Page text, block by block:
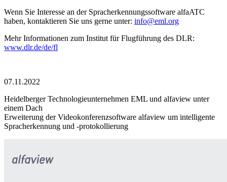
Wenn Sie Interesse an der Spracherkennungssoftware alfaATC
haben, kontaktieren Sie uns gerne unter: info@eml.org
Mehr Informationen zum Institut für Flugführung des DLR:
www.dlr.de/de/fl
07.11.2022
Heidelberger Technologieunternehmen EML und alfaview unter
einem Dach
Erweiterung der Videokonferenzsoftware alfaview um intelligente
Spracherkennung und -protokollierung